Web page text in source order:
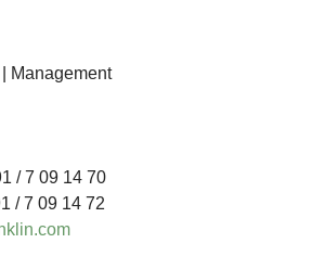
Management
/ 7 09 14 70
/ 7 09 14 72